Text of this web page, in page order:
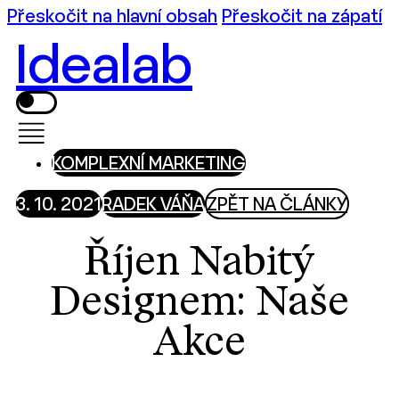
Přeskočit na hlavní obsah Přeskočit na zápatí
Idealab
KOMPLEXNÍ MARKETING
3. 10. 2021RADEK VÁŇAZPĚT NA ČLÁNKY
Říjen Nabitý
Designem: Naše
Akce